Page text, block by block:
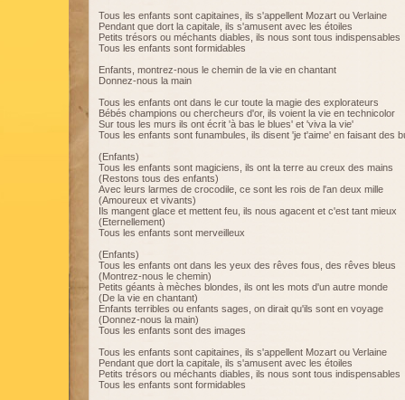
Tous les enfants sont capitaines, ils s'appellent Mozart ou Verlaine
Pendant que dort la capitale, ils s'amusent avec les étoiles
Petits trésors ou méchants diables, ils nous sont tous indispensables
Tous les enfants sont formidables
Enfants, montrez-nous le chemin de la vie en chantant
Donnez-nous la main
Tous les enfants ont dans le cur toute la magie des explorateurs
Bébés champions ou chercheurs d'or, ils voient la vie en technicolor
Sur tous les murs ils ont écrit 'à bas le blues' et 'viva la vie'
Tous les enfants sont funambules, ils disent 'je t'aime' en faisant des
(Enfants)
Tous les enfants sont magiciens, ils ont la terre au creux des mains
(Restons tous des enfants)
Avec leurs larmes de crocodile, ce sont les rois de l'an deux mille
(Amoureux et vivants)
Ils mangent glace et mettent feu, ils nous agacent et c'est tant mieux
(Eternellement)
Tous les enfants sont merveilleux
(Enfants)
Tous les enfants ont dans les yeux des rêves fous, des rêves bleus
(Montrez-nous le chemin)
Petits géants à mèches blondes, ils ont les mots d'un autre monde
(De la vie en chantant)
Enfants terribles ou enfants sages, on dirait qu'ils sont en voyage
(Donnez-nous la main)
Tous les enfants sont des images
Tous les enfants sont capitaines, ils s'appellent Mozart ou Verlaine
Pendant que dort la capitale, ils s'amusent avec les étoiles
Petits trésors ou méchants diables, ils nous sont tous indispensables
Tous les enfants sont formidables